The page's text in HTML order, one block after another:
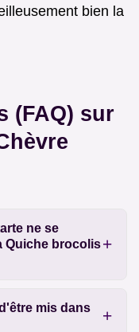
bien la
(FAQ) sur
ne se
Quiche brocolis
mis dans